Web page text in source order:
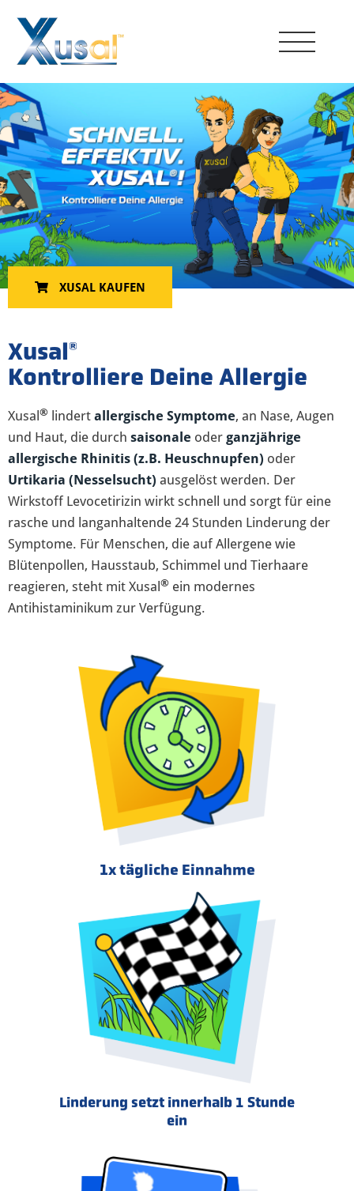
XUSAL KAUFEN
Xusal®
Kontrolliere Deine Allergie
Xusal® lindertallergische Symptome, an Nase, Augen
und Haut, die durch saisonale oder ganzjährige
allergische Rhinitis (z.B. Heuschnupfen) oder
Urtikaria (Nesselsucht) ausgelöst werden. Der
Wirkstoff Levocetirizin wirkt schnell und sorgt für eine
rasche und langanhaltende 24 Stunden Linderung der
Symptome. Für Menschen, die auf Allergene wie
Blütenpollen, Hausstaub, Schimmel und Tierhaare
reagieren, steht mit Xusal® ein modernes
Antihistaminikum zur Verfügung.
1x tägliche Einnahme
Linderung setzt innerhalb 1 Stunde
ein